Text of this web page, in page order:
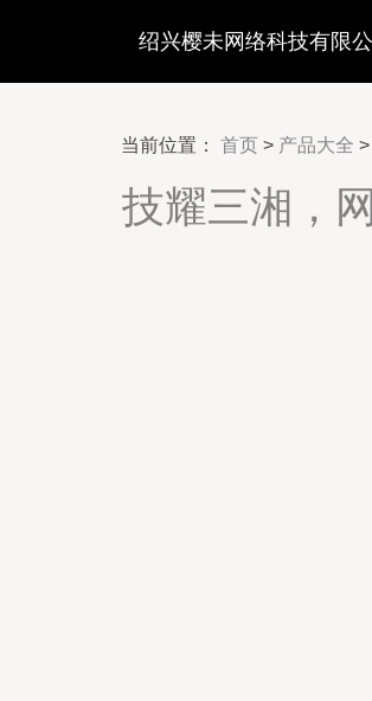
绍兴樱未网络科技有限公
当前位置： 首页 > 产品大全 >
技耀三湘，